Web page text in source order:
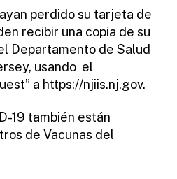
perdido su tarjeta de
recibir una copia de su
Departamento de Salud
usando el
a https://njiis.nj.gov.
19 también están
de Vacunas del